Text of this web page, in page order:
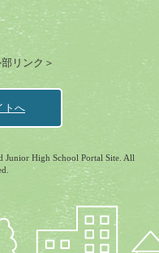
部リンク＞
トへ
High School Portal Site. All